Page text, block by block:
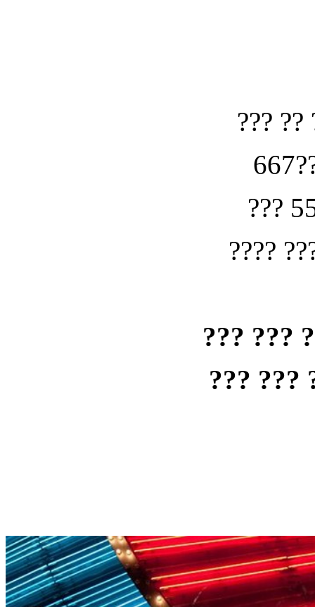
??? ??
???
????
??? ???
??? ???